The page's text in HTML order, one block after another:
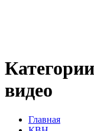
Категории
видео
Главная